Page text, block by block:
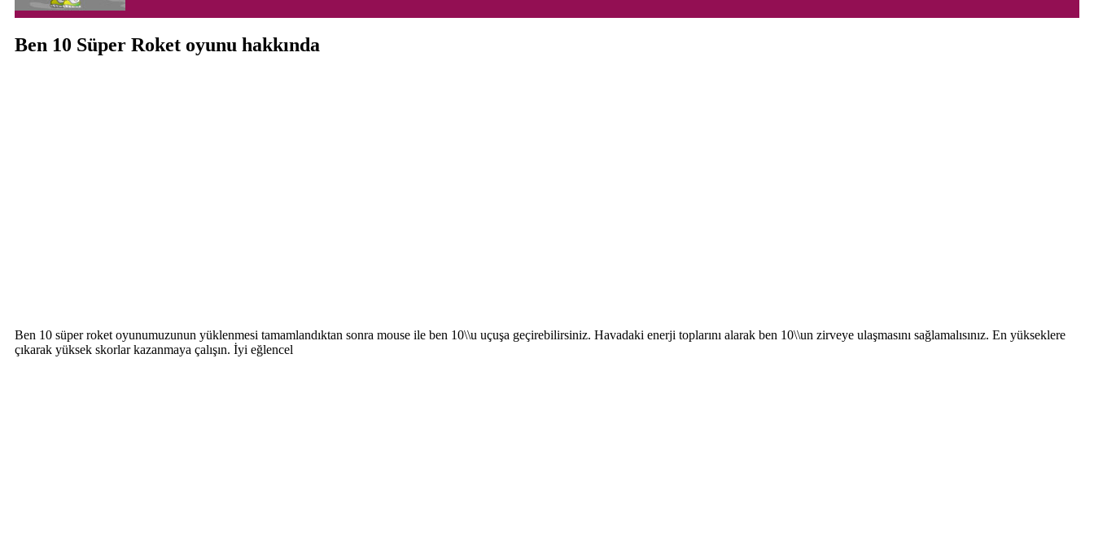
Ben 10 Süper Roket oyunu hakkında
Ben 10 süper roket oyunumuzunun yüklenmesi tamamlandıktan sonra mouse ile ben 10\\u uçuşa geçirebilirsiniz. Havadaki enerji toplarını alarak ben 10\\un zirveye ulaşmasını sağlamalısınız. En yükseklere
çıkarak yüksek skorlar kazanmaya çalışın. İyi eğlencel